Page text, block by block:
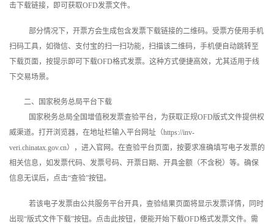
击下载链接，即可获取OFD发票文件。
部分情况下，开票方会生成包含发票下载链接的二维码。受票方使用手机
扫码工具，如微信、支付宝的扫一扫功能，扫描该二维码，手机便自动跳转至
下载页面，按提示即可下载OFD格式发票。这种方式便捷高效，尤其适用于线
下交易场景。
二、国家税务总局平台下载
国家税务总局全国增值税发票查验平台，为获取正规OFD版式文件提供权
威渠道。打开浏览器，在地址栏输入平台网址（https://inv-
veri.chinatax.gov.cn），进入官网。在查验平台页面，按要求准确填写电子发票的
相关信息，如发票代码、发票号码、开票日期、开具金额（不含税）等。确保
信息无误后，点击“查验”按钮。
若该电子发票由公共服务平台开具，查验结果页面将显示发票详情，同时
出现“版式文件下载”按钮。点击此按钮，便能开始下载OFD格式发票文件。需